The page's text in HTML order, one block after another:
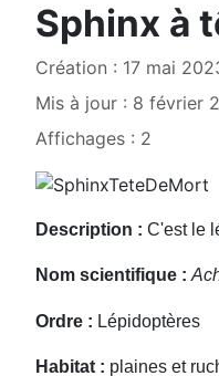
Sphinx à
Création : 17 mai
Mis à jour : 8 février
Affichages : 2
Description : C'est le
Nom scientifique :
Ordre : Lépidoptères
Habitat : plaines et